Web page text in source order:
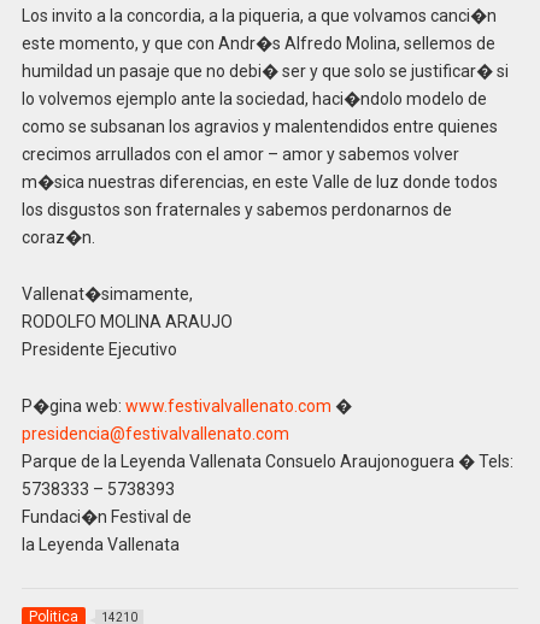
Los invito a la concordia, a la piqueria, a que volvamos canci�n
este momento, y que con Andr�s Alfredo Molina, sellemos de
humildad un pasaje que no debi� ser y que solo se justificar� si
lo volvemos ejemplo ante la sociedad, haci�ndolo modelo de
como se subsanan los agravios y malentendidos entre quienes
crecimos arrullados con el amor – amor y sabemos volver
m�sica nuestras diferencias, en este Valle de luz donde todos
los disgustos son fraternales y sabemos perdonarnos de
coraz�n.
Vallenat�simamente,
RODOLFO MOLINA ARAUJO
Presidente Ejecutivo
P�gina web: www.festivalvallenato.com �
presidencia@festivalvallenato.com
Parque de la Leyenda Vallenata Consuelo Araujonoguera � Tels:
5738333 – 5738393
Fundaci�n Festival de
la Leyenda Vallenata
Politica 14210